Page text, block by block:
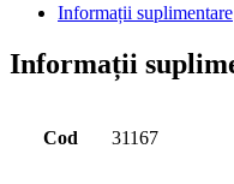
Informații suplimentare
Informații
Cod 31167